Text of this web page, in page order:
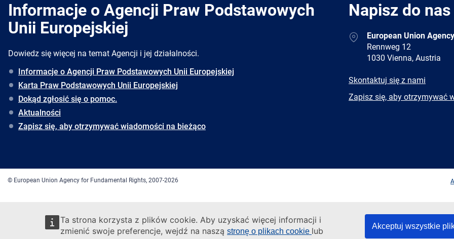
Ta strona korzysta z plików cookie. Aby uzyskać więcej informacji i
zmienić swoje preferencje, wejdź na naszą stronę o plikach cookie lub
Akceptuj wszystkie
Informacje o Agencji Praw Podstawowych
Unii Europejskiej
Dowiedz się więcej na temat Agencji i jej działalności.
Informacje o Agencji Praw Podstawowych Unii Europejskiej
Karta Praw Podstawowych Unii Europejskiej
Dokąd zgłosić się o pomoc.
Aktualności
Zapisz się, aby otrzymywać wiadomości na bieżąco
Napisz do nas
AddressEuropean Union
Rennweg 12
1030 Vienna, Austria
E-
Skontaktuj się z nami
Newsletter
Zapisz się, aby otrzymywać
© European Union Agency for Fundamental Rights, 2007-2026